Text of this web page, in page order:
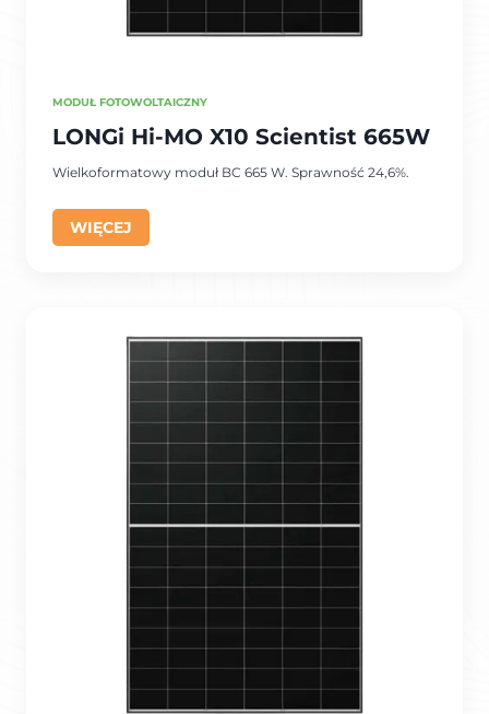
MODUŁ FOTOWOLTAICZNY
LONGi Hi-MO X10 Scientist 665W
Wielkoformatowy moduł BC 665 W. Sprawność 24,6%.
WIĘCEJ